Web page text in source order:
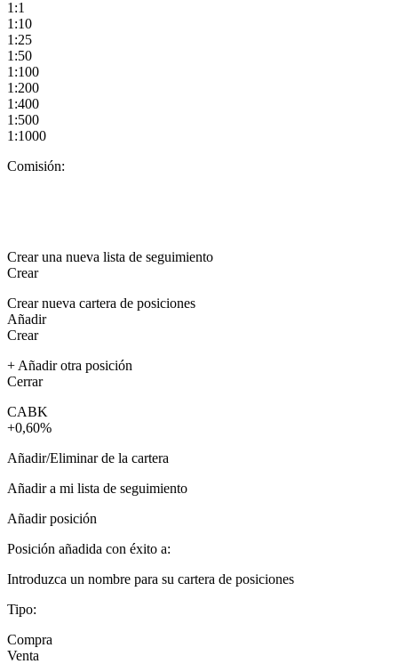
1:1
1:10
1:25
1:50
1:100
1:200
1:400
1:500
1:1000
Comisión:
Crear una nueva lista de seguimiento
Crear
Crear nueva cartera de posiciones
Añadir
Crear
+ Añadir otra posición
Cerrar
CABK
+0,60%
Añadir/Eliminar de la cartera
Añadir a mi lista de seguimiento
Añadir posición
Posición añadida con éxito a:
Introduzca un nombre para su cartera de posiciones
Tipo:
Compra
Venta